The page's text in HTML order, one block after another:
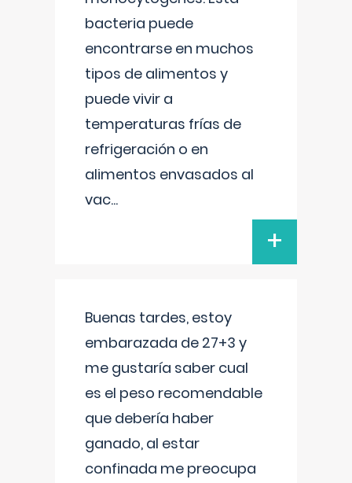
bacteria puede
encontrarse en muchos
tipos de alimentos y
puede vivir a
temperaturas frías de
refrigeración o en
alimentos envasados al
vac...
+
Buenas tardes, estoy
embarazada de 27+3 y
me gustaría saber cual
es el peso recomendable
que debería haber
ganado, al estar
confinada me preocupa